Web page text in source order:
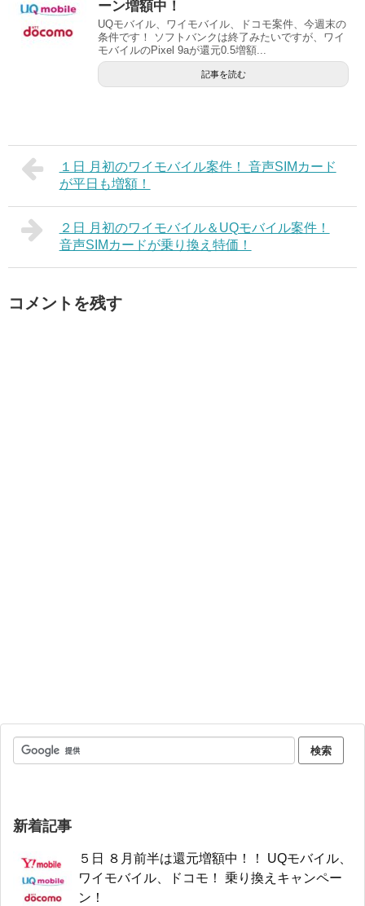
ーン増額中！
UQモバイル、ワイモバイル、ドコモ案件、今週末の
条件です！ ソフトバンクは終了みたいですが、ワイ
モバイルのPixel 9aが還元0.5増額...
記事を読む
１日 月初のワイモバイル案件！ 音声SIMカード
が平日も増額！
２日 月初のワイモバイル＆UQモバイル案件！
音声SIMカードが乗り換え特価！
コメントを残す
新着記事
５日 ８月前半は還元増額中！！ UQモバイル、
ワイモバイル、ドコモ！ 乗り換えキャンペー
ン！